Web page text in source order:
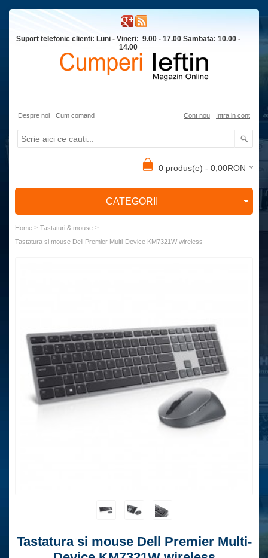
Suport telefonic clienti: Luni - Vineri: 9.00 - 17.00 Sambata: 10.00 -
14.00
Despre noi Cum comand Cont nou Intra in cont
0 produs(e) - 0,00RON
CATEGORII
Home > Tastaturi & mouse >
Tastatura si mouse Dell Premier Multi-Device KM7321W wireless
Tastatura si mouse Dell Premier Multi-